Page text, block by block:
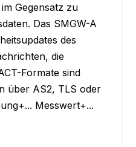
Gegensatz zu
Das SMGW-A
des
die
Formate sind
über AS2, TLS oder
Messwert+...